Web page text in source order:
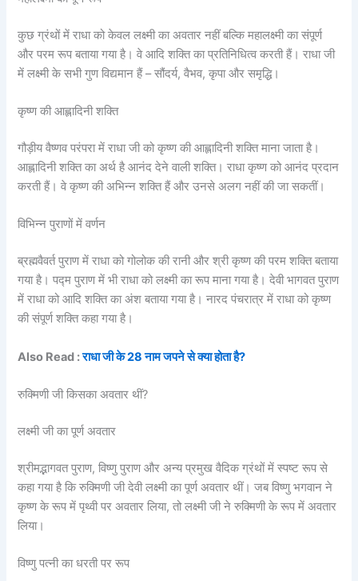
कुछ ग्रंथों में राधा को केवल लक्ष्मी का अवतार नहीं बल्कि महालक्ष्मी का संपूर्ण
और परम रूप बताया गया है। वे आदि शक्ति का प्रतिनिधित्व करती हैं। राधा जी
में लक्ष्मी के सभी गुण विद्यमान हैं – सौंदर्य, वैभव, कृपा और समृद्धि।
कृष्ण की आह्लादिनी शक्ति
गौड़ीय वैष्णव परंपरा में राधा जी को कृष्ण की आह्लादिनी शक्ति माना जाता है।
आह्लादिनी शक्ति का अर्थ है आनंद देने वाली शक्ति। राधा कृष्ण को आनंद प्रदान
करती हैं। वे कृष्ण की अभिन्न शक्ति हैं और उनसे अलग नहीं की जा सकतीं।
विभिन्न पुराणों में वर्णन
ब्रह्मवैवर्त पुराण में राधा को गोलोक की रानी और श्री कृष्ण की परम शक्ति बताया
गया है। पद्म पुराण में भी राधा को लक्ष्मी का रूप माना गया है। देवी भागवत पुराण
में राधा को आदि शक्ति का अंश बताया गया है। नारद पंचरात्र में राधा को कृष्ण
की संपूर्ण शक्ति कहा गया है।
Also Read :राधा जी के 28 नाम जपने से क्या होता है?
रुक्मिणी जी किसका अवतार थीं?
लक्ष्मी जी का पूर्ण अवतार
श्रीमद्भागवत पुराण, विष्णु पुराण और अन्य प्रमुख वैदिक ग्रंथों में स्पष्ट रूप से
कहा गया है कि रुक्मिणी जी देवी लक्ष्मी का पूर्ण अवतार थीं। जब विष्णु भगवान ने
कृष्ण के रूप में पृथ्वी पर अवतार लिया, तो लक्ष्मी जी ने रुक्मिणी के रूप में अवतार
लिया।
विष्णु पत्नी का धरती पर रूप